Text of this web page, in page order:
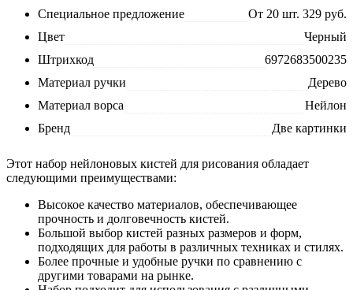
Специальное предложение
От 20 шт. 329 руб.
Цвет
Черный
Штрихкод
6972683500235
Материал ручки
Дерево
Материал ворса
Нейлон
Бренд
Две картинки
Этот набор нейлоновых кистей для рисования обладает
следующими преимуществами:
Высокое качество материалов, обеспечивающее
прочность и долговечность кистей.
Большой выбор кистей разных размеров и форм,
подходящих для работы в различных техниках и стилях.
Более прочные и удобные ручки по сравнению с
другими товарами на рынке.